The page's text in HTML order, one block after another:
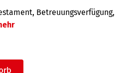
Be­treuungs­verfü­gung,